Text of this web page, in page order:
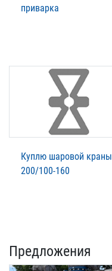
приварка
Куплю шаровой краны
200/100-160
Предложения